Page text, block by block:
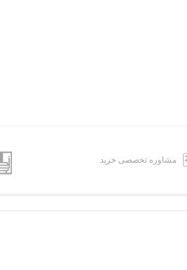
مشاوره تخصصی خرید